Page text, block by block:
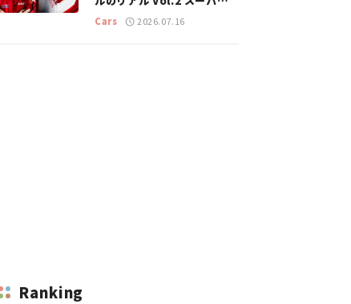
GT 2026開幕戦 岡山国際サ
Cars 2026.07.16
Ranking